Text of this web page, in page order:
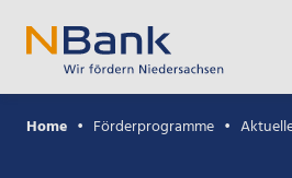
Home Förderprogramme